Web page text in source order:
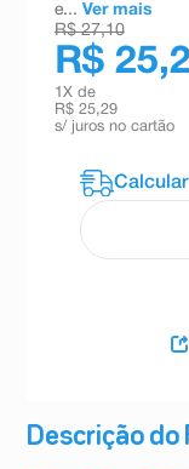
Descrição do
e... Ver mais
R$ 27,10
R$
1 X de
R$ 25,29
s/ juros no cartão